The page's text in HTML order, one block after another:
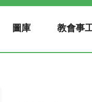
圖庫 教會事